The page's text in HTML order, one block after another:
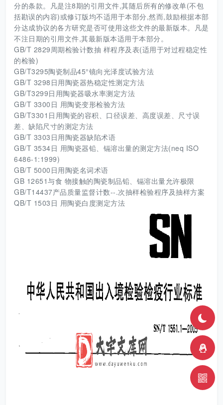
分的条款。凡是注8期的引用文件,其随后所有的修改单(不包
括勘误的内容)或修订版均不适用于本部分,然而,鼓励根据本部
分达成协议的各方研究是否可使用这些文件的最新版本。凡是
不注日期的引用文件,其最新版本适用于本部分。
GB/T 2829周期检验计数抽 样程序及表(适用于对过程稳定性
的检验)
GB/T3295陶瓷制品45°镜向光泽度试验方法
GB/T 3298日用陶瓷器热稳定性测定方法
GB/T3299日用陶瓷器吸水率测定方法
GB/T 3300日 用陶瓷变形检验方法
GB/T3301日用陶瓷的容积、口径误差、高度误差、尺寸误
差、缺陷尺寸的测定方法
GB/T 3303日用陶瓷器缺陷术语
GB/T 3534日 用陶瓷器铅、镉溶出量的测定方法(neq ISO
6486-1:1999)
GB/T 5000日用陶瓷名词术语
GB 12651与食 物接触的陶瓷制品铅、镉溶出量允许极限
GB/T14437产品质量监督计数--.次抽样检验程序及抽样方案
QB/T 1503日 用陶瓷白度测定方法